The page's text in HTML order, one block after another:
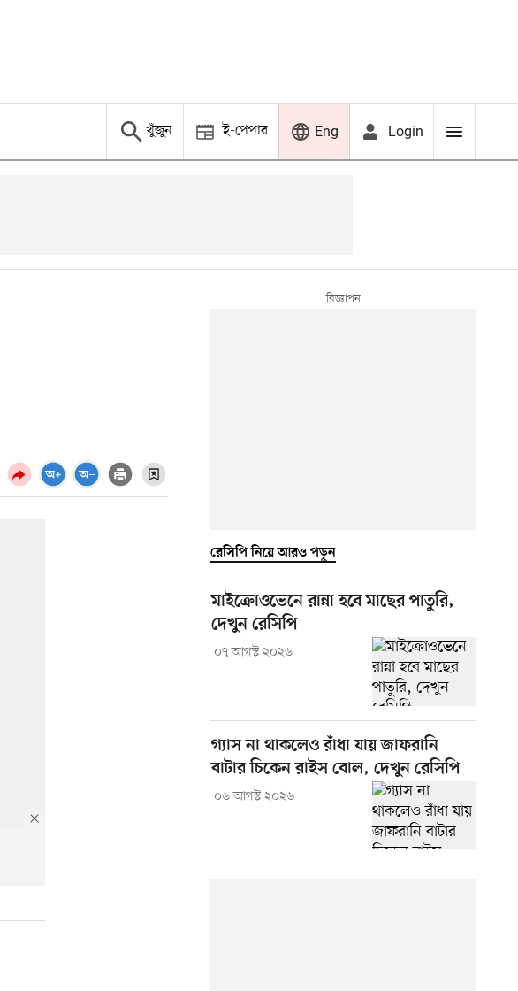
খুঁজুন ই-পেপার Eng Login
রেসিপি নিয়ে আরও পড়ুন
মাইক্রোওভেনে রান্না হবে মাছের পাতুরি,
দেখুন রেসিপি
০৭ আগস্ট ২০২৬
গ্যাস না থাকলেও রাঁধা যায় জাফরানি
বাটার চিকেন রাইস বোল, দেখুন রেসিপি
০৬ আগস্ট ২০২৬